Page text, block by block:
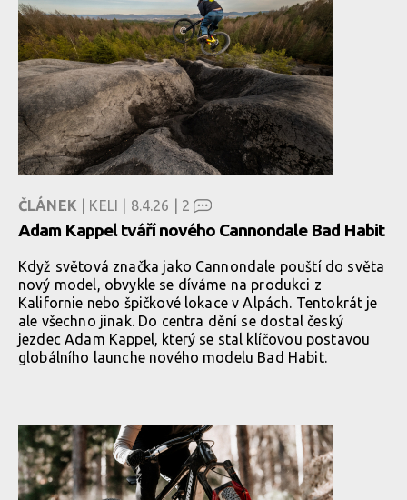
ČLÁNEK | KELI | 8.4.26 | 2
Adam Kappel tváří nového Cannondale Bad Habit
Když světová značka jako Cannondale pouští do světa
nový model, obvykle se díváme na produkci z
Kalifornie nebo špičkové lokace v Alpách. Tentokrát je
ale všechno jinak. Do centra dění se dostal český
jezdec Adam Kappel, který se stal klíčovou postavou
globálního launche nového modelu Bad Habit.